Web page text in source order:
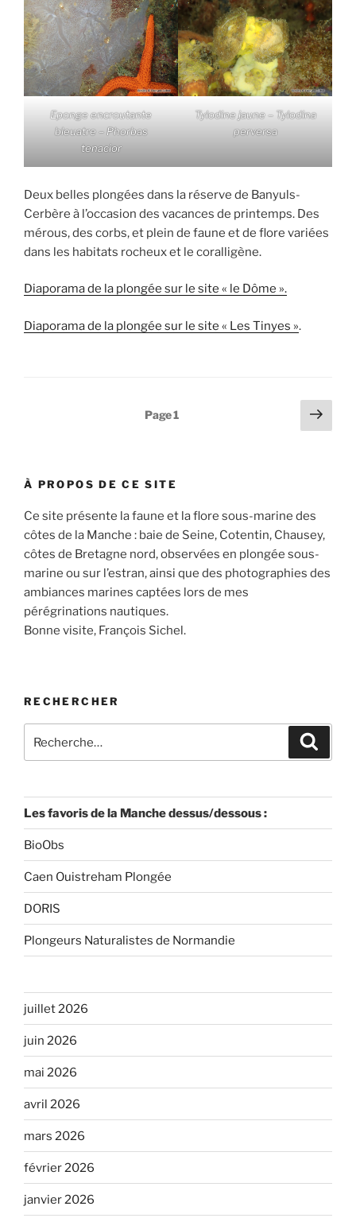
Eponge encroutante
bleuatre – Phorbas
tenacior
Tylodine jaune – Tylodina
perversa
Deux belles plongées dans la réserve de Banyuls-
Cerbère à l’occasion des vacances de printemps. Des
mérous, des corbs, et plein de faune et de flore variées
dans les habitats rocheux et le coralligène.
Diaporama de la plongée sur le site « le Dôme ».
Diaporama de la plongée sur le site « Les Tinyes ».
Page1
Page
À PROPOS DE CE SITE
Ce site présente la faune et la flore sous-marine des
côtes de la Manche : baie de Seine, Cotentin, Chausey,
côtes de Bretagne nord, observées en plongée sous-
marine ou sur l’estran, ainsi que des photographies des
ambiances marines captées lors de mes
pérégrinations nautiques.
Bonne visite, François Sichel.
RECHERCHER
pour
Les favoris de la Manche dessus/dessous :
BioObs
Caen Ouistreham Plongée
DORIS
Plongeurs Naturalistes de Normandie
juillet 2026
juin 2026
mai 2026
avril 2026
mars 2026
février 2026
janvier 2026